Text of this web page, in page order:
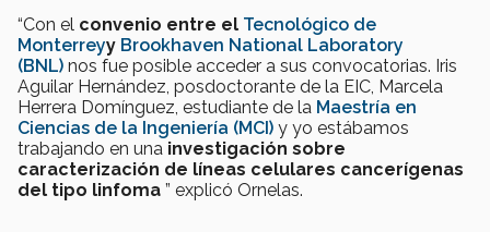
“Con el convenio entre el Tecnológico de
Monterreyy Brookhaven National Laboratory
(BNL) nos fue posible acceder a sus convocatorias. Iris
Aguilar Hernández, posdoctorante de la EIC, Marcela
Herrera Domínguez, estudiante de la Maestría en
Ciencias de la Ingeniería (MCI) y yo estábamos
trabajando en una investigación sobre
caracterización de líneas celulares cancerígenas
del tipo linfoma ” explicó Ornelas.